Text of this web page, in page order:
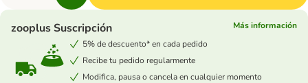
zooplus Suscripción
Más información
5% de descuento* en cada pedido
Recibe tu pedido regularmente
Modifica, pausa o cancela en cualquier momento